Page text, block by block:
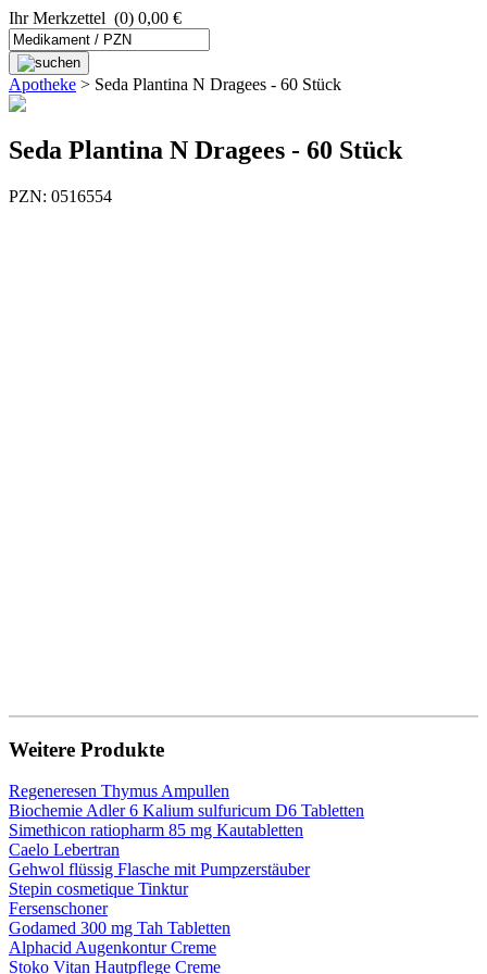
Ihr Merkzettel (0) 0,00 €
Apotheke > Seda Plantina N Dragees - 60 Stück
Seda Plantina N Dragees - 60 Stück
PZN: 0516554
Weitere Produkte
Regeneresen Thymus Ampullen
Biochemie Adler 6 Kalium sulfuricum D6 Tabletten
Simethicon ratiopharm 85 mg Kautabletten
Caelo Lebertran
Gehwol flüssig Flasche mit Pumpzerstäuber
Stepin cosmetique Tinktur
Fersenschoner
Godamed 300 mg Tah Tabletten
Alphacid Augenkontur Creme
Stoko Vitan Hautpflege Creme